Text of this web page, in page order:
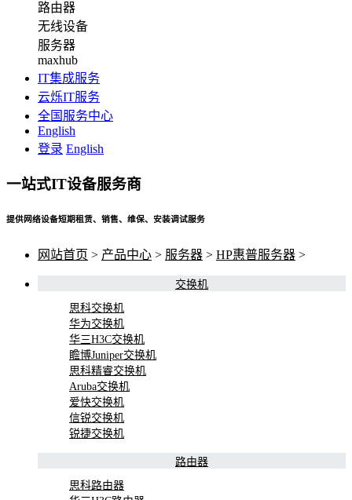
路由器
无线设备
服务器
maxhub
IT集成服务
云烁IT服务
全国服务中心
English
登录 English
一站式IT设备服务商
提供网络设备短期租赁、销售、维保、安装调试服务
网站首页 > 产品中心 > 服务器 > HP惠普服务器 >
交换机
思科交换机
华为交换机
华三H3C交换机
瞻博Juniper交换机
思科精睿交换机
Aruba交换机
爱快交换机
信锐交换机
锐捷交换机
路由器
思科路由器